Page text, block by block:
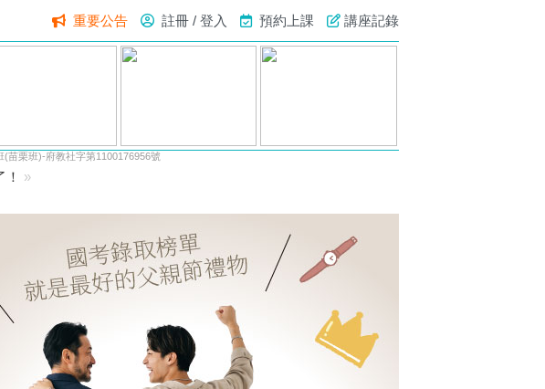
重要公告 註冊 / 登入 預約上課 講座記錄
苗栗班)-府教社字第1100176956號
»